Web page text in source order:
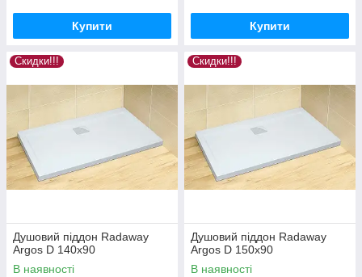
Купити Купити
Скидки!!!
Душовий піддон Radaway
Argos D 140x90
В наявності
Скидки!!!
Душовий піддон Radaway
Argos D 150x90
В наявності